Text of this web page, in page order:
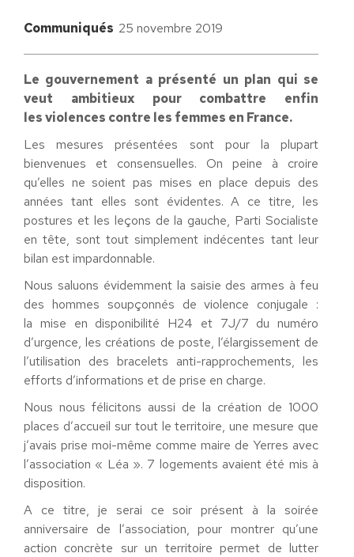
Communiqués 25 novembre 2019
Le gouvernement a présenté un plan qui se
veut ambitieux pour combattre enfin
les violences contre les femmes en France.
Les mesures présentées sont pour la plupart
bienvenues et consensuelles. On peine à croire
qu’elles ne soient pas mises en place depuis des
années tant elles sont évidentes. A ce titre, les
postures et les leçons de la gauche, Parti Socialiste
en tête, sont tout simplement indécentes tant leur
bilan est impardonnable.
Nous saluons évidemment la saisie des armes à feu
des hommes soupçonnés de violence conjugale :
la mise en disponibilité H24 et 7J/7 du numéro
d’urgence, les créations de poste, l’élargissement de
l’utilisation des bracelets anti-rapprochements, les
efforts d’informations et de prise en charge.
Nous nous félicitons aussi de la création de 1000
places d’accueil sur tout le territoire, une mesure que
j’avais prise moi-même comme maire de Yerres avec
l’association « Léa ». 7 logements avaient été mis à
disposition.
A ce titre, je serai ce soir présent à la soirée
anniversaire de l’association, pour montrer qu’une
action concrète sur un territoire permet de lutter